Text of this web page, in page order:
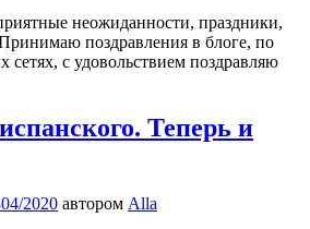
неожиданности, праздники,
поздравления в блоге, по
сетях, с удовольствием поздравляю
Теперь и
04/2020 автором Alla